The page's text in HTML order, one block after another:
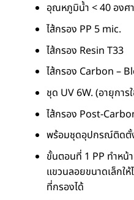
อุณหภูมิน้ำ < 40 องศา
ไส้กรอง PP 5 mic.
ไส้กรอง Resin T33
ไส้กรอง Carbon –
ชุด UV 6W. (อายุการ
ไส้กรอง Post-
พร้อมชุดอุปกรณ์ติดตั้
ขั้นตอนที่ 1 PP ทำหน้
แขวนลอยขนาดเล็กใ
ที่กรองได้